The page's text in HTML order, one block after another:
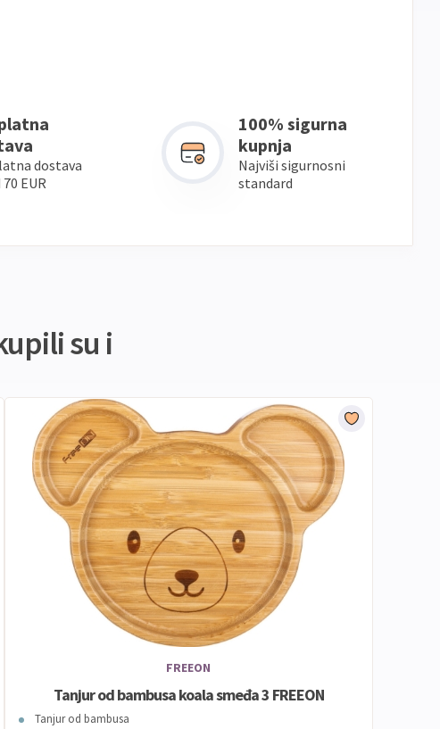
dostava
EUR
100% sigurna
kupnja
Najviši sigurnosni
standard
su i
FREEON
Tanjur od bambusa koala smeđa 3 FREEON
Tanjur od bambusa